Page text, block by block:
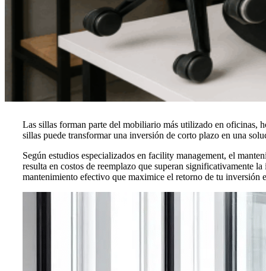
Las sillas forman parte del mobiliario más utilizado en oficinas,
sillas puede transformar una inversión de corto plazo en una
Según estudios especializados en facility management, el
resulta en costos de reemplazo que superan significativamente
mantenimiento efectivo que maximice el retorno de tu inversión